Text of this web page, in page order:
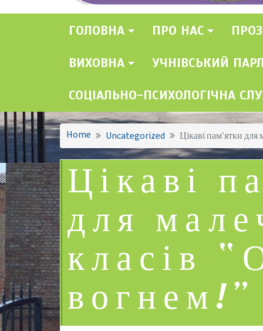
ГОЛОВНА ПРО НАС
ВИХОВНА УЧНІВСЬКИЙ
СОЦІАЛЬНО-ПСИХОЛОГІЧНА
Home Uncategorized Цікаві пам’ятки для
Цікаві
для
класів
вогнем!”